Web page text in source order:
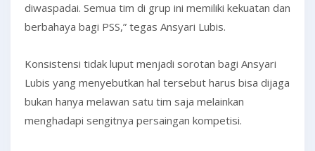
diwaspadai. Semua tim di grup ini memiliki kekuatan dan
berbahaya bagi PSS,” tegas Ansyari Lubis.
Konsistensi tidak luput menjadi sorotan bagi Ansyari
Lubis yang menyebutkan hal tersebut harus bisa dijaga
bukan hanya melawan satu tim saja melainkan
menghadapi sengitnya persaingan kompetisi.